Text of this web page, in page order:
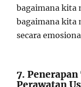
bagaimana kita
bagaimana kita
secara
7.
Perawatan